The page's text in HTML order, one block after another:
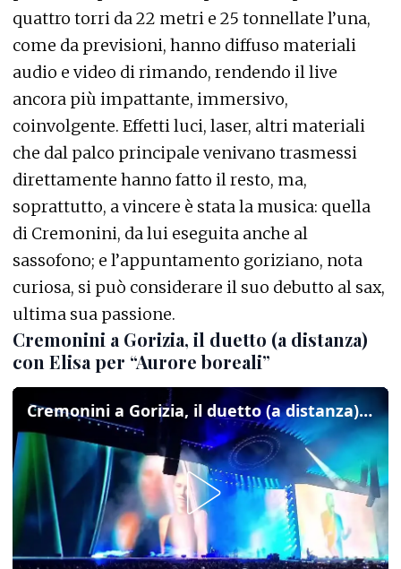
quattro torri da 22 metri e 25 tonnellate l’una,
come da previsioni, hanno diffuso materiali
audio e video di rimando, rendendo il live
ancora più impattante, immersivo,
coinvolgente. Effetti luci, laser, altri materiali
che dal palco principale venivano trasmessi
direttamente hanno fatto il resto, ma,
soprattutto, a vincere è stata la musica: quella
di Cremonini, da lui eseguita anche al
sassofono; e l’appuntamento goriziano, nota
curiosa, si può considerare il suo debutto al sax,
ultima sua passione.
Cremonini a Gorizia, il duetto (a distanza)
con Elisa per “Aurore boreali”
Cremonini a Gorizia, il duetto (a distanza) con Elisa per “Aurore boreali”